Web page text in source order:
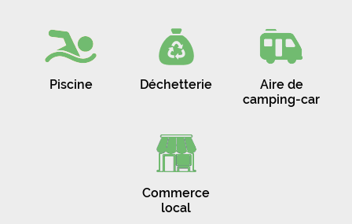
Piscine Déchetterie
Aire de
camping-car
Commerce
local